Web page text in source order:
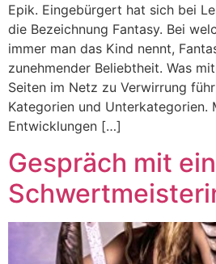
Epik. Eingebürgert hat sich bei
die Bezeichnung Fantasy. Bei
immer man das Kind nennt,
zunehmender Beliebtheit. Was
Seiten im Netz zu Verwirrung
Kategorien und Unterkategorien.
Entwicklungen […]
Gespräch mit